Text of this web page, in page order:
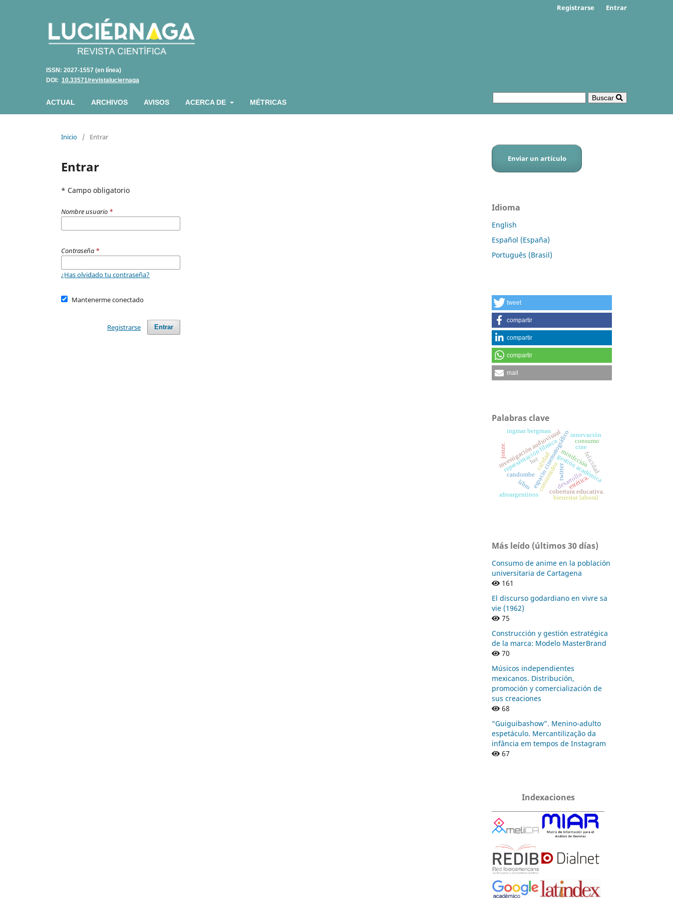
ISSN: 2027-1557 (en línea)
DOI: 10.33571/revistaluciernaga
ACTUAL ARCHIVOS AVISOS ACERCA DE MÉTRICAS
Buscar
Registrarse Entrar
Inicio / Entrar
Entrar
* Campo obligatorio
Nombre usuario *
Contraseña *
¿Has olvidado tu contraseña?
Mantenerme conectado
Entrar
Registrarse
Enviar un artículo
Idioma
English
Español (España)
Português (Brasil)
tweet
compartir
compartir
compartir
mail
Palabras clave
cine
gestión académica
espacio cinematográfico
representación fílmica
estética.
investigación audiovisual
cobertura educativa.
calidad
bienestar laboral
minifcción
desarrollo
candombe consumidor. felicidad
afroargentinos
her
consumo
jonze.
twitter
libro
ingmar bergman
innovación
Más leído (últimos 30 días)
Consumo de anime en la población
universitaria de Cartagena
161
El discurso godardiano en vivre sa
vie (1962)
75
Construcción y gestión estratégica
de la marca: Modelo MasterBrand
70
Músicos independientes
mexicanos. Distribución,
promoción y comercialización de
sus creaciones
68
“Guiguibashow”. Menino-adulto
espetáculo. Mercantilização da
infância em tempos de Instagram
67
Indexaciones